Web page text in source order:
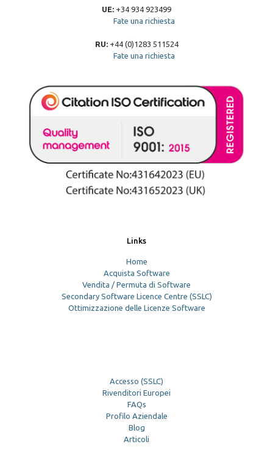
UE: +34 934 923499
Fate una richiesta
RU:+44 (0)1283 511524
Fate una richiesta
Links
Home
Acquista Software
Vendita / Permuta di Software
Secondary Software Licence Centre (SSLC)
Ottimizzazione delle Licenze Software
Accesso (SSLC)
Rivenditori Europei
FAQs
Profilo Aziendale
Blog
Articoli